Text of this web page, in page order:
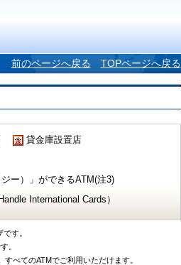
前のページへ戻る TOPページへ戻る
貸金庫設置店
ー）」ができるATM(注3)
International Cards）
す。
。
べてのATMでご利用いただけます。